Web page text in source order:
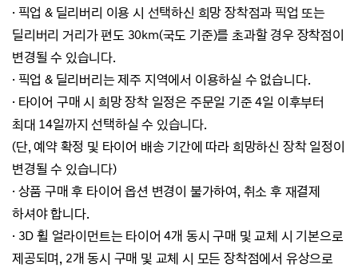
· 픽업 & 딜리버리 이용 시 선택하신 희망 장착점과 픽업 또는
딜리버리 거리가 편도 30km(국도 기준)를 초과할 경우 장착점이
변경될 수 있습니다.
· 픽업 & 딜리버리는 제주 지역에서 이용하실 수 없습니다.
· 타이어 구매 시 희망 장착 일정은 주문일 기준 4일 이후부터
최대 14일까지 선택하실 수 있습니다.
(단, 예약 확정 및 타이어 배송 기간에 따라 희망하신 장착 일정이
변경될 수 있습니다)
· 상품 구매 후 타이어 옵션 변경이 불가하여, 취소 후 재결제
하셔야 합니다.
· 3D 휠 얼라이먼트는 타이어 4개 동시 구매 및 교체 시 기본으로
제공되며, 2개 동시 구매 및 교체 시 모든 장착점에서 유상으로